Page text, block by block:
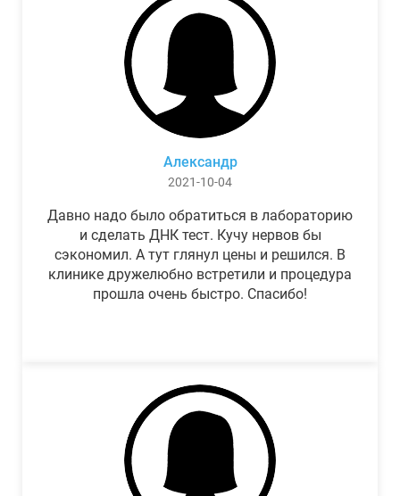
Александр
2021-10-04
Давно надо было обратиться в лабораторию
и сделать ДНК тест. Кучу нервов бы
сэкономил. А тут глянул цены и решился. В
клинике дружелюбно встретили и процедура
прошла очень быстро. Спасибо!